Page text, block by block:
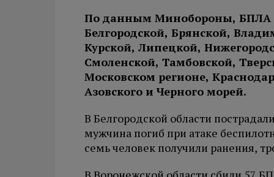
По данным Минобороны, БПЛА
Белгородской, Брянской,
Курской, Липецкой,
Смоленской, Тамбовской,
Московском регионе,
Азовского и Черного морей.
В Белгородской области
мужчина погиб при атаке
семь человек получили ранения,